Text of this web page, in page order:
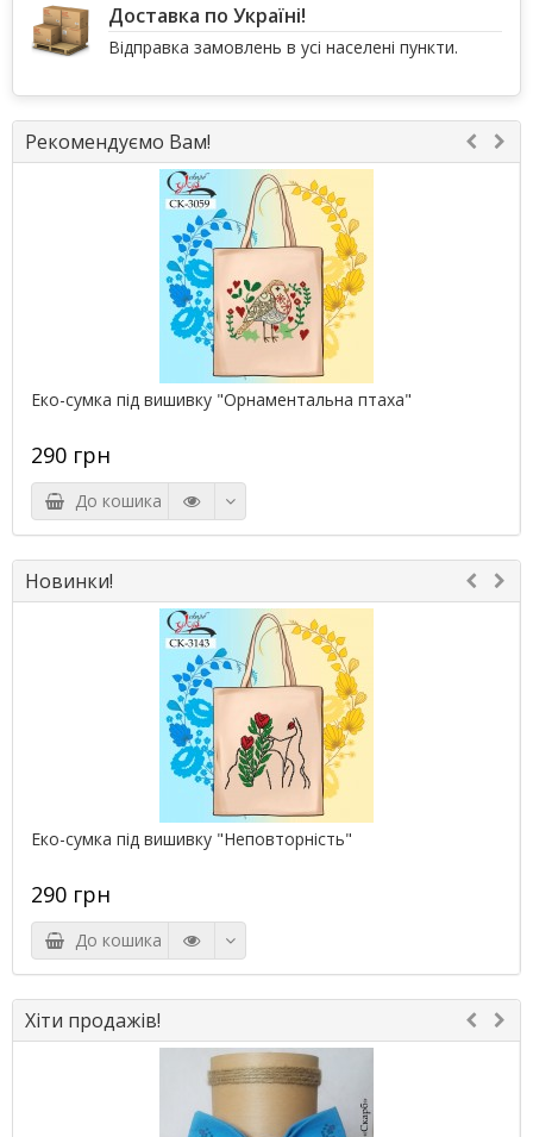
Доставка по Україні!
Відправка замовлень в усі населені пункти.
Рекомендуємо Вам!
Еко-сумка під вишивку "Орнаментальна птаха"
290 грн
До кошика
Новинки!
Еко-сумка під вишивку "Неповторність"
290 грн
До кошика
Хіти продажів!